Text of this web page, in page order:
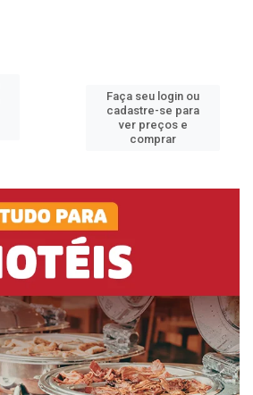
Faça seu login ou
cadastre-se para
ver preços e
comprar